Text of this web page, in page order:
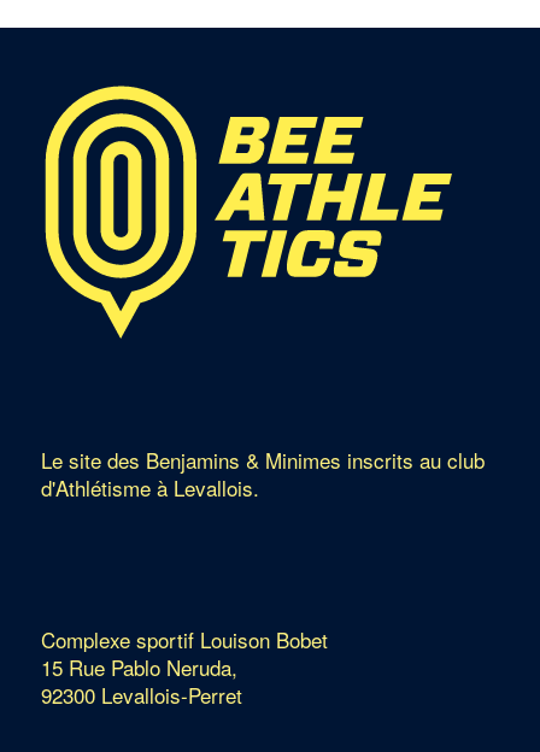
Le site des Benjamins & Minimes inscrits au club
d'Athlétisme à Levallois.
Complexe sportif Louison Bobet
15 Rue Pablo Neruda,
92300 Levallois-Perret